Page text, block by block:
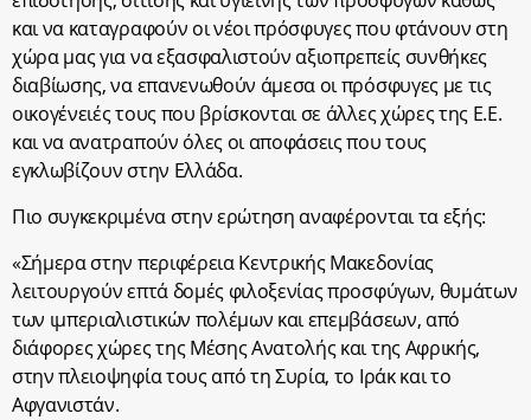
και να καταγραφούν οι νέοι πρόσφυγες που φτάνουν στη
χώρα μας για να εξασφαλιστούν αξιοπρεπείς συνθήκες
διαβίωσης, να επανενωθούν άμεσα οι πρόσφυγες με τις
οικογένειές τους που βρίσκονται σε άλλες χώρες της Ε.Ε.
και να ανατραπούν όλες οι αποφάσεις που τους
εγκλωβίζουν στην Ελλάδα.
Πιο συγκεκριμένα στην ερώτηση αναφέρονται τα εξής:
«Σήμερα στην περιφέρεια Κεντρικής Μακεδονίας
λειτουργούν επτά δομές φιλοξενίας προσφύγων, θυμάτων
των ιμπεριαλιστικών πολέμων και επεμβάσεων, από
διάφορες χώρες της Μέσης Ανατολής και της Αφρικής,
στην πλειοψηφία τους από τη Συρία, το Ιράκ και το
Αφγανιστάν.